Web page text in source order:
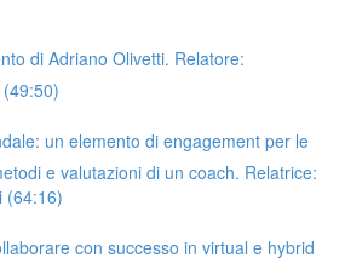
di Adriano Olivetti. Relatore:
un elemento di engagement per le
e valutazioni di un coach. Relatrice:
(64:16)
con successo in virtual e hybrid